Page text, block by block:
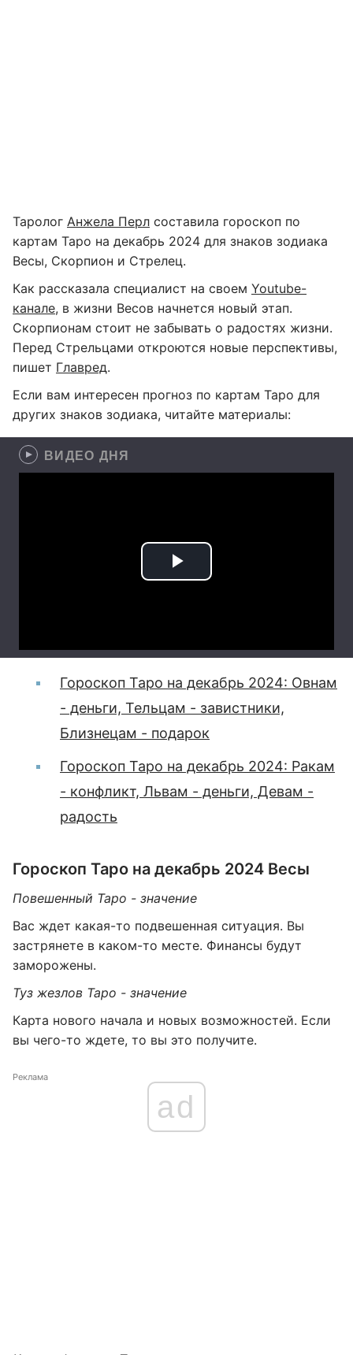
Таролог Анжела Перл составила гороскоп по
картам Таро на декабрь 2024 для знаков зодиака
Весы, Скорпион и Стрелец.
Как рассказала специалист на своем Youtube-
канале, в жизни Весов начнется новый этап.
Скорпионам стоит не забывать о радостях жизни.
Перед Стрельцами откроются новые перспективы,
пишет Главред.
Если вам интересен прогноз по картам Таро для
других знаков зодиака, читайте материалы:
ВИДЕО ДНЯ
Гороскоп Таро на декабрь 2024: Овнам
- деньги, Тельцам - завистники,
Близнецам - подарок
Гороскоп Таро на декабрь 2024: Ракам
- конфликт, Львам - деньги, Девам -
радость
Гороскоп Таро на декабрь 2024 Весы
Повешенный Таро - значение
Вас ждет какая-то подвешенная ситуация. Вы
застрянете в каком-то месте. Финансы будут
заморожены.
Туз жезлов Таро - значение
Карта нового начала и новых возможностей. Если
вы чего-то ждете, то вы это получите.
Реклама
ad